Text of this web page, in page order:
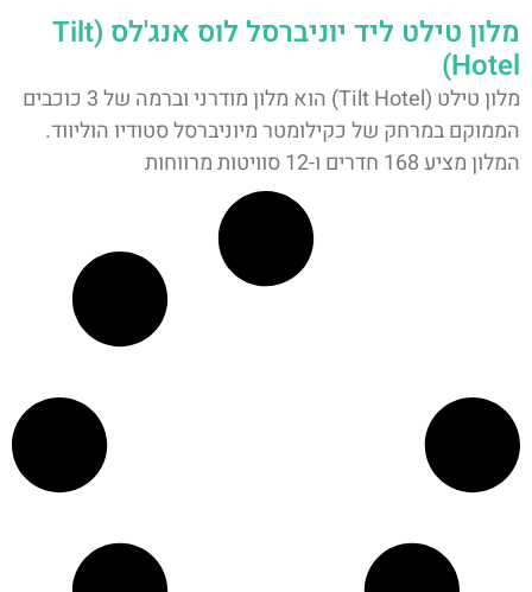
מלון טילט ליד יוניברסל לוס אנג'לס (Tilt
Hotel)
מלון טילט (Tilt Hotel) הוא מלון מודרני וברמה של 3 כוכבים
הממוקם במרחק של כקילומטר מיוניברסל סטודיו הוליווד.
המלון מציע 168 חדרים ו-12 סוויטות מרווחות